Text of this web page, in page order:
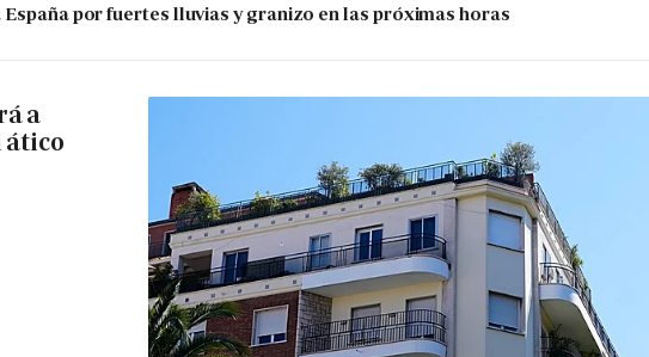
España por fuertes lluvias y granizo en las próximas horas
a
ático